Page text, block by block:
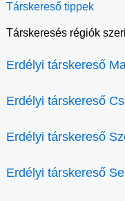
Társkereső tippek
Társkeresés régiók
Erdélyi társkereső
Erdélyi társkereső
Erdélyi társkereső
Erdélyi társkereső